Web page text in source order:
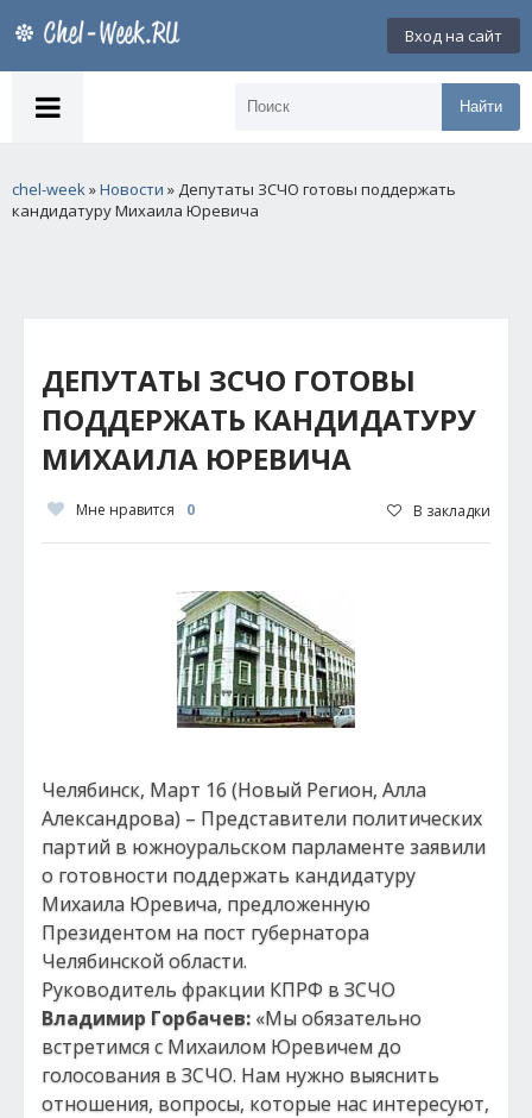
Вход на сайт
Найти
chel-week»Новости » Депутаты ЗСЧО готовы поддержать
кандидатуру Михаила Юревича
ДЕПУТАТЫ ЗСЧО ГОТОВЫ
ПОДДЕРЖАТЬ КАНДИДАТУРУ
МИХАИЛА ЮРЕВИЧА
Мне нравится 0 В закладки
Челябинск, Март 16 (Новый Регион, Алла
Александрова) – Представители политических
партий в южноуральском парламенте заявили
о готовности поддержать кандидатуру
Михаила Юревича, предложенную
Президентом на пост губернатора
Челябинской области.
Руководитель фракции КПРФ в ЗСЧО
Владимир Горбачев: «Мы обязательно
встретимся с Михаилом Юревичем до
голосования в ЗСЧО. Нам нужно выяснить
отношения, вопросы, которые нас интересуют,